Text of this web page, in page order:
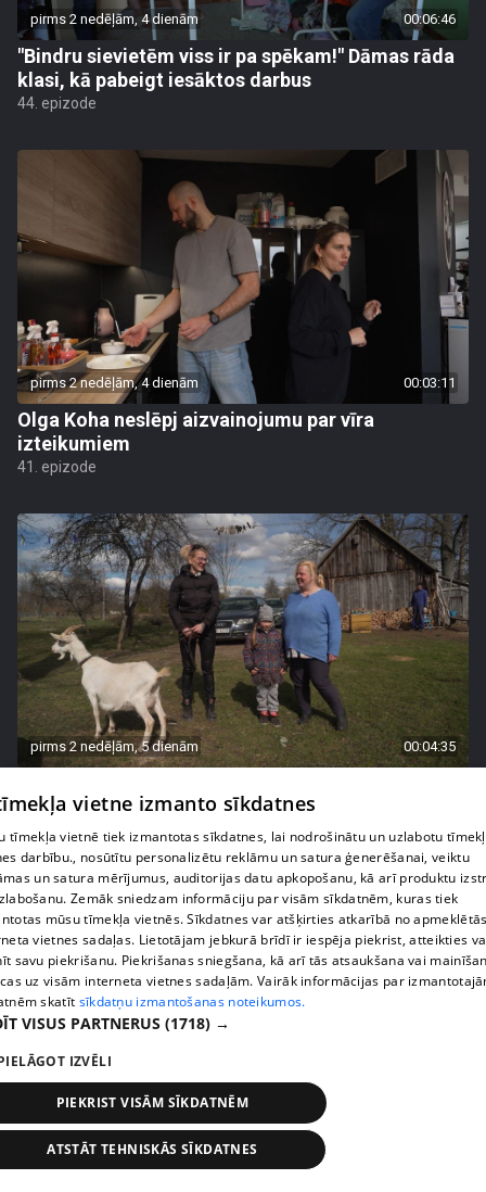
pirms 2 nedēļām, 4 dienām 00:06:46
"Bindru sievietēm viss ir pa spēkam!" Dāmas rāda
klasi, kā pabeigt iesāktos darbus
44. epizode
pirms 2 nedēļām, 4 dienām 00:03:11
Olga Koha neslēpj aizvainojumu par vīra
izteikumiem
41. epizode
pirms 2 nedēļām, 5 dienām 00:04:35
apdāvināti ar aizkustinošu pārsteigumu
42. epizode
pirms 2 nedēļām, 5 dienām
Agrita Bindre stāsta, kā meita pielāgojas jaunajai
skolas un internāta ikdienai
vietne izmanto sīkdatnes
tīmekļa vietnē tiek izmantotas sīkdatnes, lai nodrošinātu un uzlabotu
darbību., nosūtītu personalizētu reklāmu un satura ģenerēšanai, veiktu
un satura mērījumus, auditorijas datu apkopošanu, kā arī produktu
Zemāk sniedzam informāciju par visām sīkdatnēm, kuras tiek
mūsu tīmekļa vietnēs. Sīkdatnes var atšķirties atkarībā no
vietnes sadaļas. Lietotājam jebkurā brīdī ir iespēja piekrist, atteikties
savu piekrišanu. Piekrišanas sniegšana, kā arī tās atsaukšana vai
uz visām interneta vietnes sadaļām. Vairāk informācijas par
skatīt sīkdatņu izmantošanas noteikumos.
VISUS PARTNERUS (1718) →
IZVĒLI
PIEKRIST VISĀM SĪKDATNĒM
ATSTĀT TEHNISKĀS SĪKDATNES